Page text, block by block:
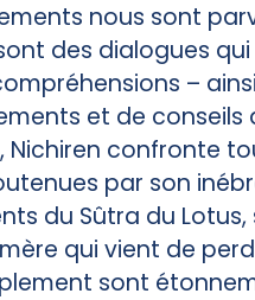
nous sont
des dialogues
–
et de conseils
Nichiren confronte
par son
du Sûtra du
qui vient de
sont